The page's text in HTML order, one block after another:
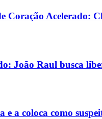
Acelerado:
João Raul busca
e a coloca como